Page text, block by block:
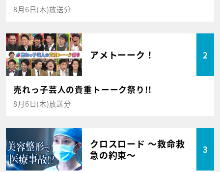
8月6日(木)放送分
アメトーーク！ 2
売れっ子芸人の貴重トーーク祭り!!
8月6日(木)放送分
クロスロード ～救命救
急の約束～
3